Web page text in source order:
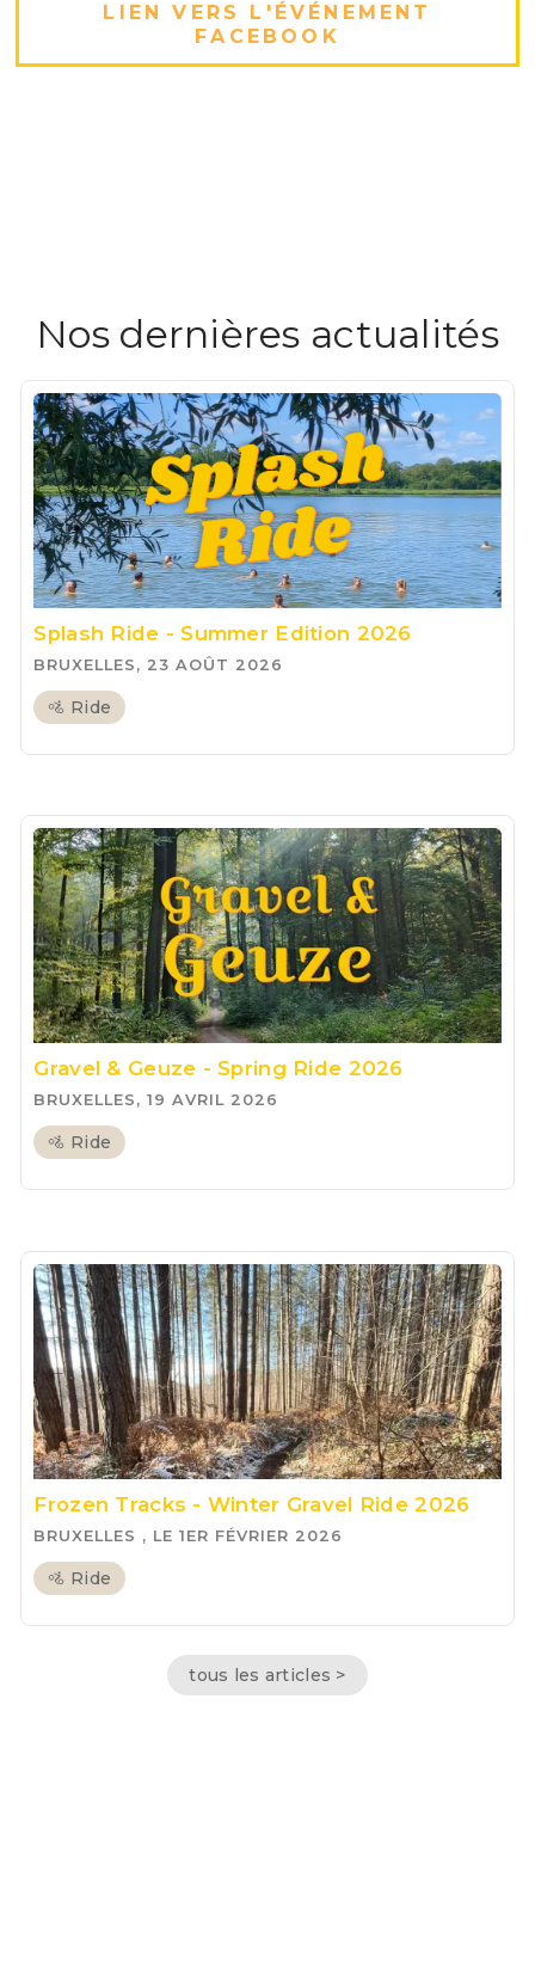
LIEN VERS L'ÉVÉNEMENT
FACEBOOK
Nos dernières actualités
Splash Ride - Summer Edition 2026
BRUXELLES, 23 AOÛT 2026
🚵 Ride
Gravel & Geuze - Spring Ride 2026
BRUXELLES, 19 AVRIL 2026
🚵 Ride
Frozen Tracks - Winter Gravel Ride 2026
BRUXELLES , LE 1ER FÉVRIER 2026
🚵 Ride
tous les articles >